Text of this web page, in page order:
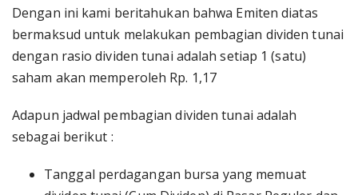
Dengan ini kami beritahukan bahwa Emiten diatas
bermaksud untuk melakukan pembagian dividen tunai
dengan rasio dividen tunai adalah setiap 1 (satu)
saham akan memperoleh Rp. 1,17
Adapun jadwal pembagian dividen tunai adalah
sebagai berikut :
Tanggal perdagangan bursa yang memuat